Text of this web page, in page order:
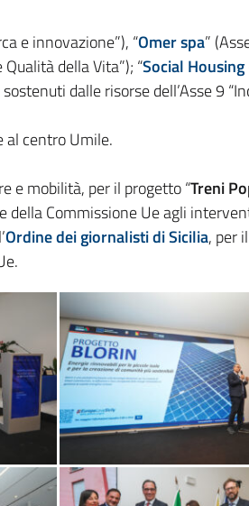
e innovazione”), “Omer spa”
della Vita”); “Social
dalle risorse dell’Asse 9
al centro Umile.
e mobilità, per il progetto “Treni
della Commissione Ue agli
Ordine dei giornalisti di Sicilia, per